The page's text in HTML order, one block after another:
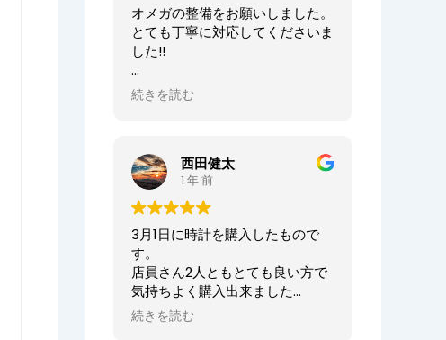
オーナーからの返信
先日はベルト調整のご依頼誠にあ
店内も楽しんでいただけて何より
でございます。
ませ。
オメガの整備をお願いしました。
とても丁寧に対応してくださいま
した!!
オーナーからの返信
HIDE-G様
正美堂時計店でございます。
この度は大切な時計の修理をお任
せいただき誠にありがとうござい
ます。
また、嬉しい口コミも誠にありが
とうございます！！
何度も来ていただき申し訳ござい
ませんでした。
続きを読む
西田健太
1 年 前
3月1日に時計を購入したもので
す。
店員さん2人ともとても良い方で
気持ちよく購入出来ました
ありがとうございました
続きを読む